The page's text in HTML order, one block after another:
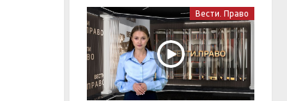
Вести. Право